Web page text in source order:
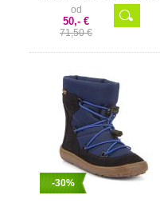
od
50,- €
71,50 €
-30%